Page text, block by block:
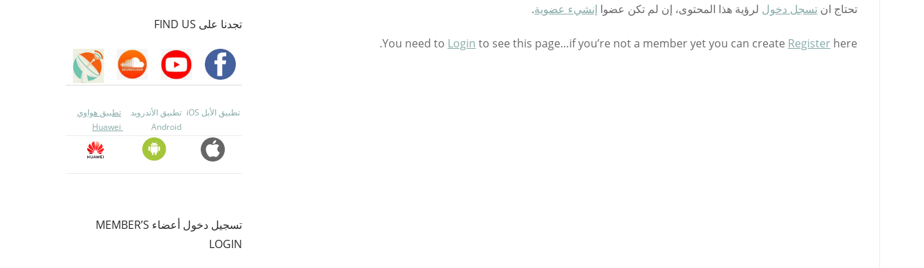
تحتاج ان تسجل دخول لرؤية هذا المحتوى، إن لم تكن عضوا إنشيء عضوية.
You need to Login to see this page…if you’re not a member yet you can create Register here.
تجدنا على FIND US
تطبيق الأبل iOS
تطبيق الأندرويد
Android
تطبيق هواوي
تسجيل دخول أعضاء MEMBER’S
LOGIN